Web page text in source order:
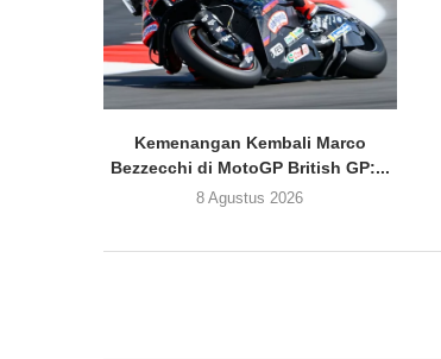
Kemenangan Kembali Marco
Bezzecchi di MotoGP British GP:...
8 Agustus 2026